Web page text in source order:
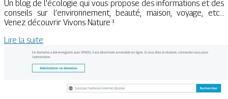
Un blog de l’écologie qui vous propose des informations et des
conseils sur l’environnement, beauté, maison, voyage, etc…
Venez découvrir Vivons Nature !
Lire la suite